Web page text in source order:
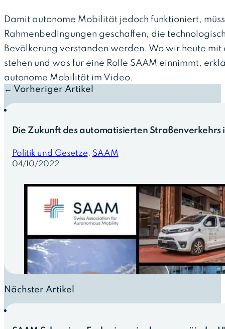
Damit autonome Mobilität jedoch funktioniert,
Rahmenbedingungen geschaffen, die
Bevölkerung verstanden werden. Wo wir heute mit
stehen und was für eine Rolle SAAM einnimmt,
autonome Mobilität im Video.
← Vorheriger Artikel
Die Zukunft des automatisierten Straßenverkehrs
Politik und Gesetze, SAAM
04/10/2022
Nächster Artikel